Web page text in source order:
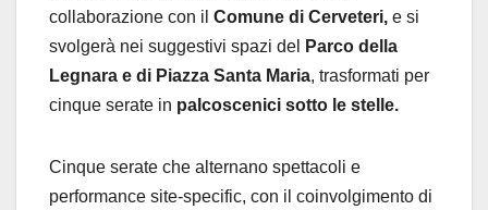
collaborazione con il Comune di Cerveteri, e si
svolgerà nei suggestivi spazi del
Parco della
Legnara e di Piazza Santa Maria, trasformati per
cinque serate in palcoscenici sotto le stelle.
Cinque serate che alternano spettacoli e
performance site-specific, con il coinvolgimento di